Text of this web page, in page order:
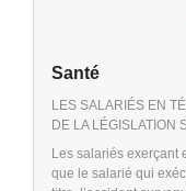
Santé
LES SALARIÉS EN
DE LA LÉGISLATION
Les salariés exerçant
que le salarié qui